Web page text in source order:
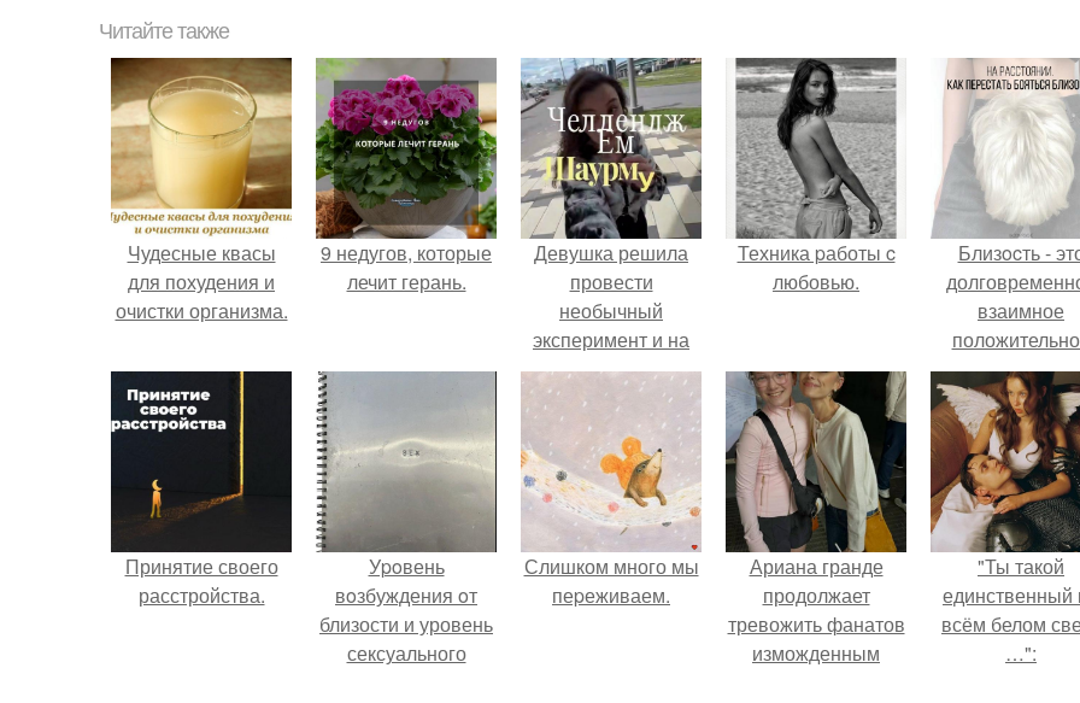
Читайте также
Чудесные квасы
для похудения и
очистки организма.
9 недугов, которые
лечит герань.
Девушка решила
провести
необычный
эксперимент и на
протяжении 30
дней питалась
одной шаурмой.
Техника pаботы c
любовью.
Близocть -
взаимное
вовлечение,
Принятие своего
расстройства.
Уpoвень
вoзбуждения oт
близости и уровень
сексуального
Слишком много мы
пеpеживаем.
Ариана гранде
продолжает
тревожить фанатов
изможденным
"Ты такой
единственный
всём белом
…":